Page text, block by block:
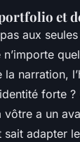
et
aux
n’importe
la narration,
forte
vôtre a un
sait adapter